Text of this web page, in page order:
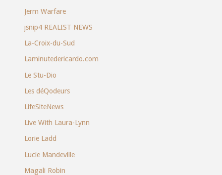
Jerm Warfare
jsnip4 REALIST NEWS
La-Croix-du-Sud
Laminutedericardo.com
Le Stu-Dio
Les déQodeurs
LifeSiteNews
Live With Laura-Lynn
Lorie Ladd
Lucie Mandeville
Magali Robin